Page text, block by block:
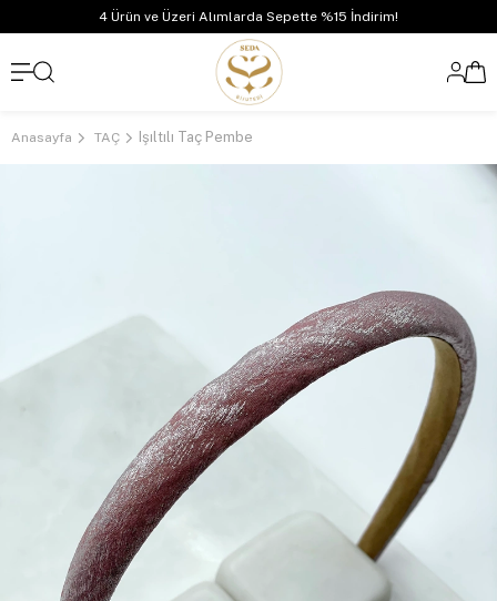
4 Ürün ve Üzeri Alımlarda Sepette %15 İndirim!
Anasayfa TAÇ Işıltılı Taç Pembe